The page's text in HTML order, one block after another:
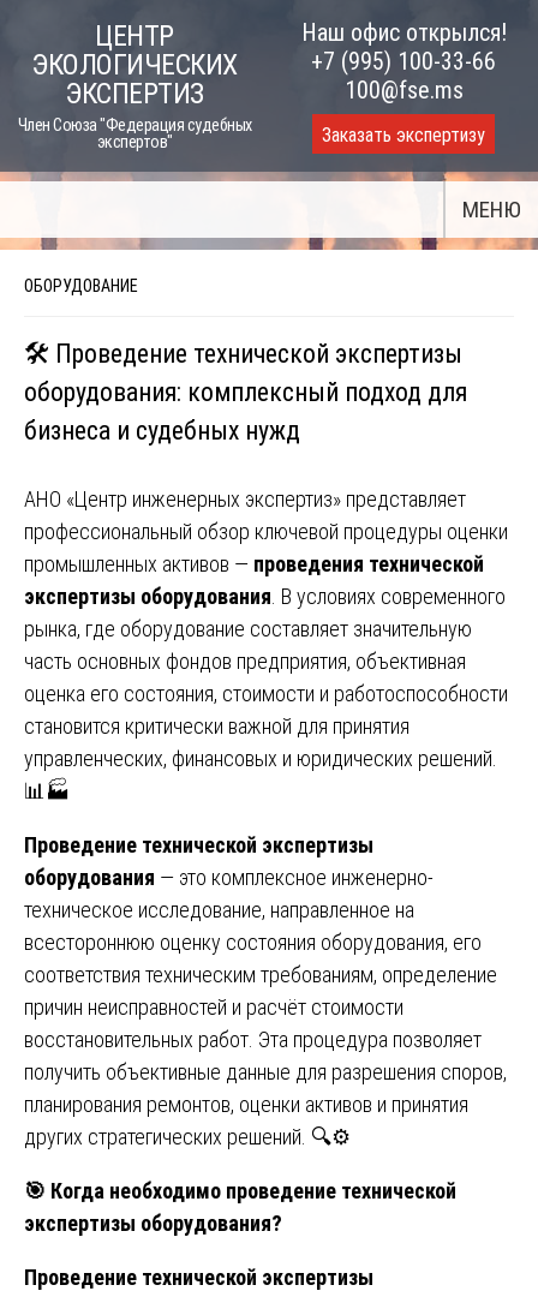
content
ЦЕНТР
ЭКОЛОГИЧЕСКИХ
ЭКСПЕРТИЗ
Член Союза "Федерация судебных
экспертов"
Наш офис открылся!
+7 (995) 100-33-66
100@fse.ms
Заказать экспертизу
МЕНЮ
ОБОРУДОВАНИЕ
🛠️ Проведение технической экспертизы
оборудования: комплексный подход для
бизнеса и судебных нужд
АНО «Центр инженерных экспертиз» представляет
профессиональный обзор ключевой процедуры оценки
промышленных активов — проведения технической
экспертизы оборудования . В условиях современного
рынка, где оборудование составляет значительную
часть основных фондов предприятия, объективная
оценка его состояния, стоимости и работоспособности
становится критически важной для принятия
управленческих, финансовых и юридических решений.
📊🏭
Проведение технической экспертизы
оборудования — это комплексное инженерно-
техническое исследование, направленное на
всестороннюю оценку состояния оборудования, его
соответствия техническим требованиям, определение
причин неисправностей и расчёт стоимости
восстановительных работ. Эта процедура позволяет
получить объективные данные для разрешения споров,
планирования ремонтов, оценки активов и принятия
других стратегических решений. 🔍⚙️
🎯 Когда необходимо проведение технической
экспертизы оборудования?
Проведение технической экспертизы